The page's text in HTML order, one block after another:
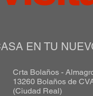
EN TU
Crta Bolaños -
13260 Bolaños de
(Ciudad Real)